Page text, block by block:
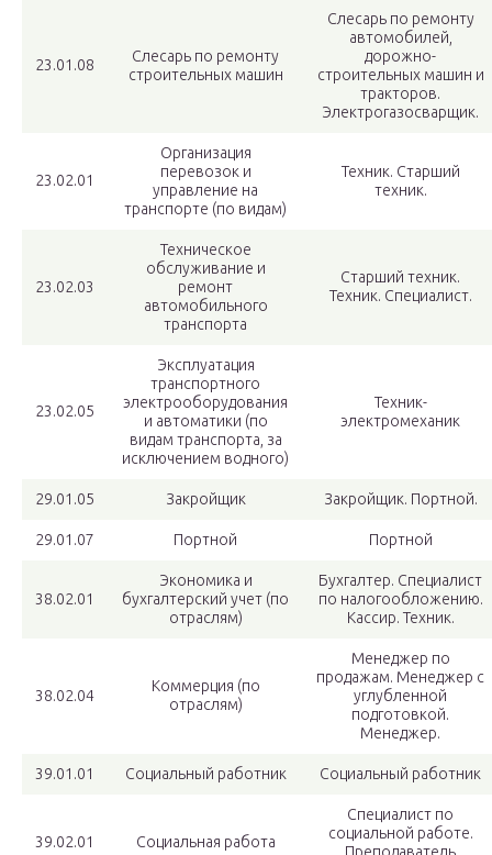
23.01.08
Слесарь по ремонту
строительных машин
Слесарь по ремонту
автомобилей,
дорожно-
строительных машин и
тракторов.
Электрогазосварщик.
23.02.01
Организация
перевозок и
управление на
транспорте (по видам)
Техник. Старший
техник.
23.02.03
Техническое
обслуживание и
ремонт
автомобильного
транспорта
Старший техник.
Техник. Специалист.
23.02.05
Эксплуатация
транспортного
электрооборудования
и автоматики (по
видам транспорта, за
исключением водного)
Техник-
электромеханик
29.01.05 Закройщик Закройщик. Портной.
29.01.07 Портной Портной
38.02.01
Экономика и
бухгалтерский учет (по
отраслям)
Бухгалтер. Специалист
по налогообложению.
Кассир. Техник.
38.02.04
Коммерция (по
отраслям)
Менеджер по
продажам. Менеджер с
углубленной
подготовкой.
Менеджер.
39.01.01 Социальный работник Социальный работник
39.02.01 Социальная работа
Специалист по
социальной работе.